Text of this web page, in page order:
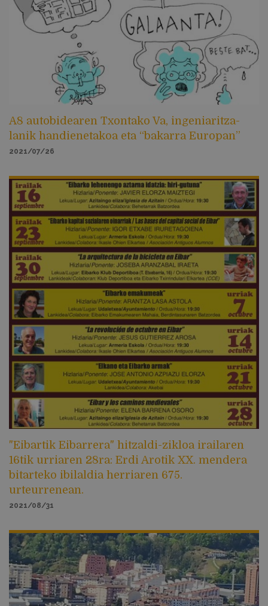
A8 autobidearen Txontako Va, ingeniaritza-
lanik handienetakoa eta “bakarra Europan”
2021/07/26
"Eibartik Eibarrera" hitzaldi-zikloa irailaren
16tik urriaren 28ra: Erdi Arotik XX. mendera
bitarteko ibilaldia herriaren 675.
urteurrenean.
2021/08/31